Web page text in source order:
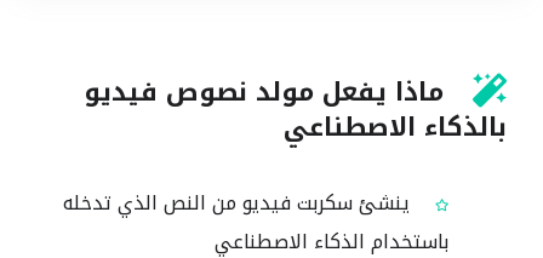
ماذا يفعل مولد نصوص فيديو
بالذكاء الاصطناعي
ينشئ سكربت فيديو من النص الذي تدخله
باستخدام الذكاء الاصطناعي